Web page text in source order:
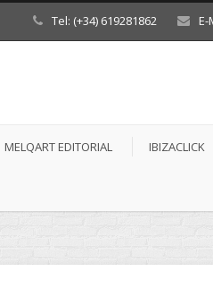
Tel: (+34) 619281862
MELQART EDITORIAL IBIZACLICK